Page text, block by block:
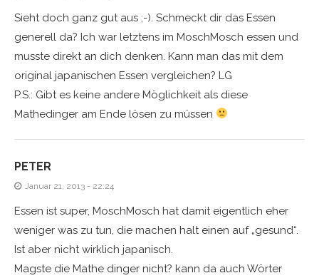
Sieht doch ganz gut aus ;-). Schmeckt dir das Essen
generell da? Ich war letztens im MoschMosch essen und
musste direkt an dich denken. Kann man das mit dem
original japanischen Essen vergleichen? LG
P.S.: Gibt es keine andere Möglichkeit als diese
Mathedinger am Ende lösen zu müssen
PETER
Januar 21, 2013 - 22:24
Essen ist super, MoschMosch hat damit eigentlich eher
weniger was zu tun, die machen halt einen auf „gesund“.
Ist aber nicht wirklich japanisch.
Magste die Mathe dinger nicht? kann da auch Wörter